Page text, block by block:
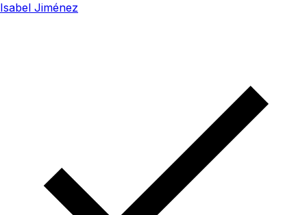
Isabel Jiménez